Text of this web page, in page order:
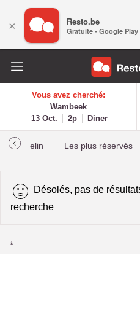
Vous avez cherché:
Wambeek
13 Oct.
2p Diner
Michelin Les plus réservés
Désolés, pas de
recherche
*
× Resto.be
Gratuite - Google Play